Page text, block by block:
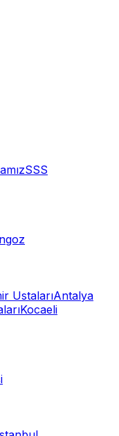
SSS
UstalarıAntalya
Kocaeli